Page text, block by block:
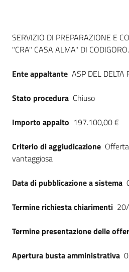
telematiche
English
site
su
Dati del bando
SERVIZIO DI PREPARAZIONE E
"CRA" CASA ALMA" DI CODIGORO.
Ente appaltante ASP DEL DELTA
Stato procedura Chiuso
Importo appalto 197.100,00 €
Criterio di aggiudicazione
vantaggiosa
Data di pubblicazione a sistema
Termine richiesta chiarimenti
Termine presentazione delle
Apertura busta amministrativa